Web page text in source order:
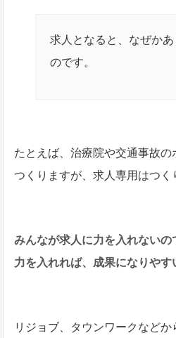
求人となると、なぜか
のです。
たとえば、治療院や交通事故の
つくりますが、求人専用はつく
みんなが求人に力を入れないの
力を入れれば、成果になりやす
リジョブ、タウンワークなどか